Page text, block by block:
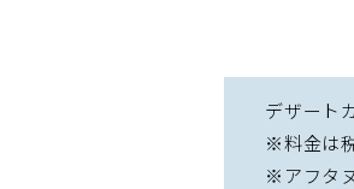
デザート
※料金は
※アフタ